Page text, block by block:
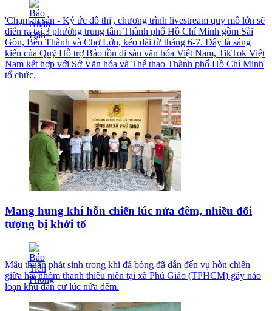
'Chạm di sản - Ký ức đô thị', chương trình livestream quy mô lớn sẽ
diễn ra tại 3 phường trung tâm Thành phố Hồ Chí Minh gồm Sài
Gòn, Bến Thành và Chợ Lớn, kéo dài từ tháng 6-7. Đây là sáng
kiến của Quỹ Hỗ trợ Bảo tồn di sản văn hóa Việt Nam, TikTok Việt
Nam kết hợp với Sở Văn hóa và Thể thao Thành phố Hồ Chí Minh
tổ chức.
Mang hung khí hỗn chiến lúc nửa đêm, nhiều đối
tượng bị khởi tố
Mâu thuẫn phát sinh trong khi đá bóng đã dẫn đến vụ hỗn chiến
giữa hai nhóm thanh thiếu niên tại xã Phú Giáo (TPHCM) gây náo
loạn khu dân cư lúc nửa đêm.